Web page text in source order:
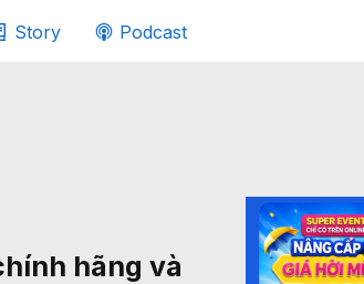
Story Podcast
hãng và